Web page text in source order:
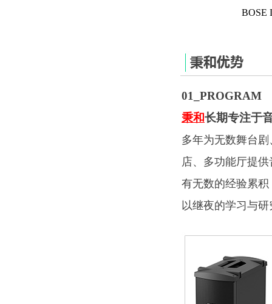
BOSE
01_ PROGRAM
秉和长期专注于
多年为无数舞台
店、多功能厅提
有无数的经验累
以继夜的学习与